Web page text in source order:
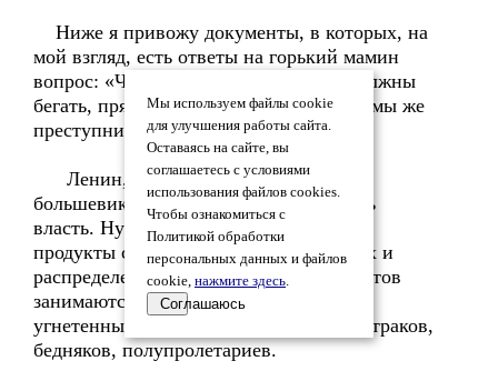
Ниже я привожу документы, в которых, на
мой взгляд, есть ответы на горький мамин
вопрос: «Чем мы виноваты, почему должны
бегать, прятаться? У нас все отняли, и мы же
преступники?»
Ленин, еще до завоевания власти
большевиками, продумал, как удержать
власть. Нужна хлебная монополия, все
продукты сосредоточены в одних руках и
распределением хлеба и других продуктов
занимаются угнетенные трудящиеся. К
угнетенным трудящимся относит он батраков,
бедняков, полупролетариев.
Мы используем файлы cookie
для улучшения работы сайта.
Оставаясь на сайте, вы
соглашаетесь с условиями
использования файлов cookies.
Чтобы ознакомиться с
Политикой обработки
персональных данных и файлов
cookie, нажмите здесь.
Соглашаюсь